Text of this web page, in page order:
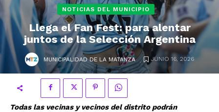
NOTICIAS DEL MUNICIPIO
Llega el Fan Fest: para alentar
juntos de la Selección Argentina
MUNICIPALIDAD DE LA MATANZA . JUNIO 16, 2026
Todas las vecinas y vecinos del distrito podrán